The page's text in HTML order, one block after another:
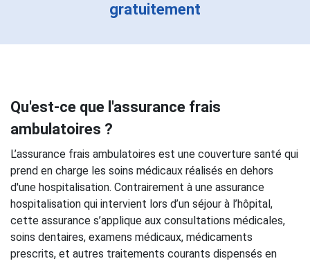
gratuitement
Qu'est-ce que l'assurance frais
ambulatoires ?
L’assurance frais ambulatoires est une couverture santé qui
prend en charge les soins médicaux réalisés en dehors
d'une hospitalisation. Contrairement à une assurance
hospitalisation qui intervient lors d’un séjour à l’hôpital,
cette assurance s’applique aux consultations médicales,
soins dentaires, examens médicaux, médicaments
prescrits, et autres traitements courants dispensés en